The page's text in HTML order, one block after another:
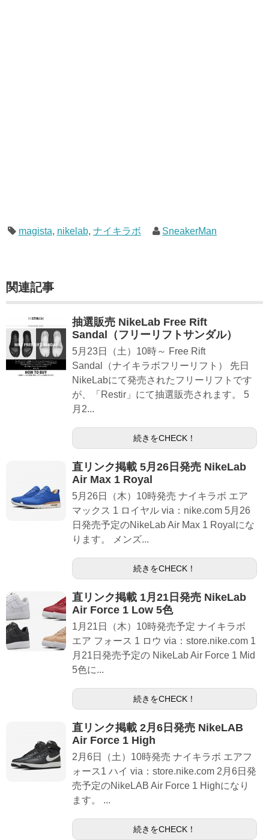
magista, nikelab, ナイキラボ SneakerMan
関連記事
抽選販売 NikeLab Free Rift
Sandal（フリーリフトサンダル）
5月23日（土）10時～ Free Rift
Sandal（ナイキラボフリーリフト） 先日
NikeLabにて発売されたフリーリフトです
が、「Restir」にて抽選販売されます。 5
月2...
続きをCHECK！
直リンク掲載 5月26日発売 NikeLab
Air Max 1 Royal
5月26日（木）10時発売 ナイキラボ エア
マックス 1 ロイヤル via：nike.com 5月26
日発売予定のNikeLab Air Max 1 Royalにな
ります。 メンズ...
続きをCHECK！
直リンク掲載 1月21日発売 NikeLab
Air Force 1 Low 5色
1月21日（木）10時発売予定 ナイキラボ
エア フォース 1 ロウ via：store.nike.com 1
月21日発売予定の NikeLab Air Force 1 Mid
5色に...
続きをCHECK！
直リンク掲載 2月6日発売 NikeLAB
Air Force 1 High
2月6日（土）10時発売 ナイキラボ エアフ
ォース1 ハイ via：store.nike.com 2月6日発
売予定のNikeLAB Air Force 1 Highになり
ます。 ...
続きをCHECK！